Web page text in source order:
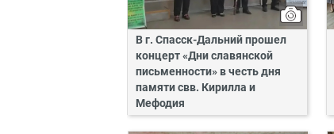
В г. Спасск-Дальний прошел
концерт «Дни славянской
письменности» в честь дня
памяти свв. Кирилла и
Мефодия